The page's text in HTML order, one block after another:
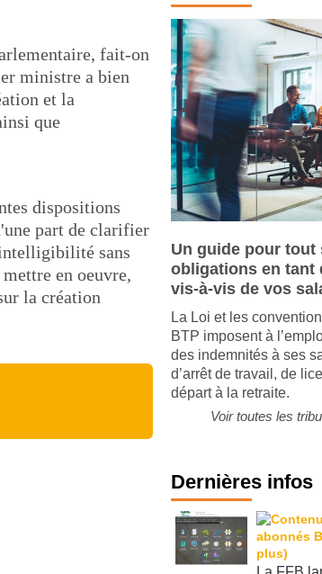
fait-on
ministre a bien
et la
que
dispositions
part de clarifier
sans
en oeuvre,
la création
Un guide pour
obligations en tant
vis-à-vis de vos
La Loi et les
BTP imposent à
des indemnités à ses
d’arrêt de travail, de
départ à la retraite.
Voir toutes les
Dernières infos